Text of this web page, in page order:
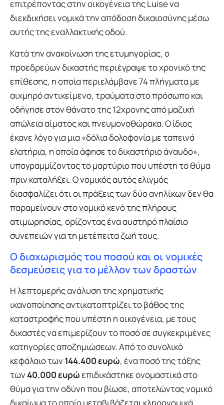
επιτρέποντας στην οικογένεια της Luise να
διεκδικήσει νομικά την απόδοση δικαιοσύνης μέσω
αυτής της εναλλακτικής οδού.
Κατά την ανακοίνωση της ετυμηγορίας, ο
προεδρεύων δικαστής περιέγραψε το χρονικό της
επίθεσης, η οποία περιελάμβανε 74 πλήγματα με
αιχμηρό αντικείμενο, τραύματα στο πρόσωπο και
οδήγησε στον θάνατο της 12χρονης από μαζική
απώλεια αίματος και πνευμονοθώρακα. Ο ίδιος
έκανε λόγο για μια «δόλια δολοφονία με ταπεινά
ελατήρια, η οποία άφησε το δικαστήριο άναυδο»,
υπογραμμίζοντας το μαρτύριο που υπέστη το θύμα
πριν καταλήξει. Ο νομικός αυτός ελιγμός
διασφαλίζει ότι οι πράξεις των δύο ανηλίκων δεν θα
παραμείνουν στο νομικό κενό της πλήρους
ατιμωρησίας, ορίζοντας ένα αυστηρό πλαίσιο
συνεπειών για τη μετέπειτα ζωή τους.
Ο διαχωρισμός του ποσού και οι νομικές
δεσμεύσεις για το μέλλον των δραστών
Η λεπτομερής ανάλυση της χρηματικής
ικανοποίησης αντικατοπτρίζει το βάθος της
καταστροφής που υπέστη η οικογένεια, με τους
δικαστές να επιμερίζουν το ποσό σε συγκεκριμένες
κατηγορίες αποζημιώσεων. Από το συνολικό
κεφάλαιο των 144.400 ευρώ, ένα ποσό της τάξης
των40.000 ευρώεπιδικάστηκε ονομαστικά στο
θύμα για την οδύνη που βίωσε, αποτελώντας νομικό